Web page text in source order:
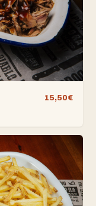
15,50€